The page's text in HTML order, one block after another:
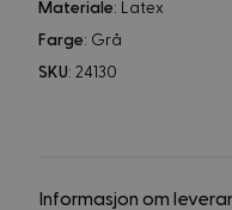
Materiale: Latex
Farge: Grå
SKU: 24130
Informasjon om